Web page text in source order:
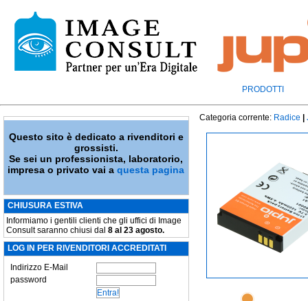
PRODOTTI
Questo sito è dedicato a rivenditori e
grossisti.
Se sei un professionista, laboratorio,
impresa o privato vai aquesta pagina
CHIUSURA ESTIVA
Informiamo i gentili clienti che gli uffici di Image
Consult saranno chiusi dal 8 al 23 agosto.
LOG IN PER RIVENDITORI ACCREDITATI
Indirizzo E-Mail
password
Categoria corrente: Radice